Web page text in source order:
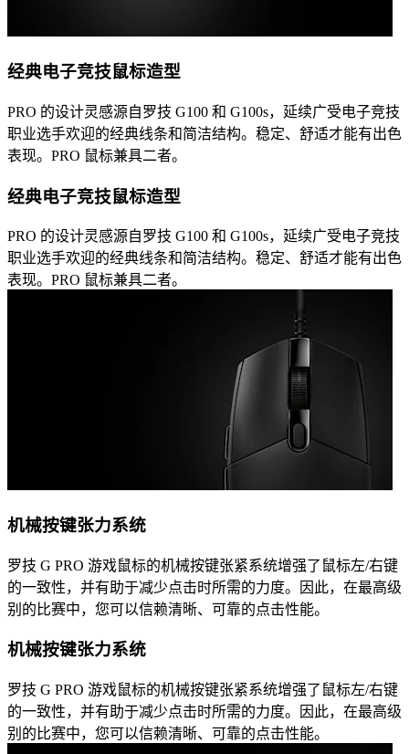
经典电子竞技鼠标造型
PRO 的设计灵感源自罗技 G100 和 G100s，延续广受电子竞技
职业选手欢迎的经典线条和简洁结构。稳定、舒适才能有出色
表现。PRO 鼠标兼具二者。
经典电子竞技鼠标造型
PRO 的设计灵感源自罗技 G100 和 G100s，延续广受电子竞技
职业选手欢迎的经典线条和简洁结构。稳定、舒适才能有出色
表现。PRO 鼠标兼具二者。
机械按键张力系统
罗技 G PRO 游戏鼠标的机械按键张紧系统增强了鼠标左/右键
的一致性，并有助于减少点击时所需的力度。因此，在最高级
别的比赛中，您可以信赖清晰、可靠的点击性能。
机械按键张力系统
罗技 G PRO 游戏鼠标的机械按键张紧系统增强了鼠标左/右键
的一致性，并有助于减少点击时所需的力度。因此，在最高级
别的比赛中，您可以信赖清晰、可靠的点击性能。